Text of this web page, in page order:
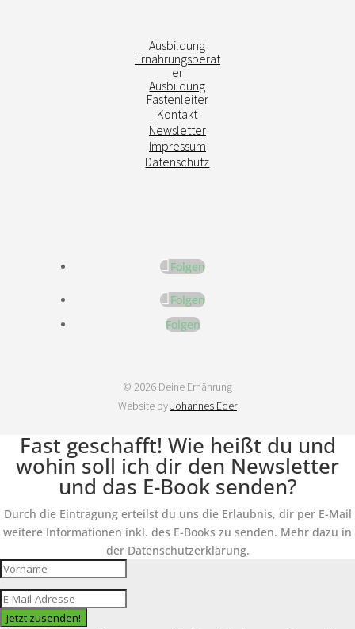
Ausbildung
Ernährungsberat
er
Ausbildung
Fastenleiter
Kontakt
Newsletter
Impressum
Datenschutz
Folgen
Folgen
Folgen
© 2026 Deine Ernährung
Website byJohannes Eder
Fast geschafft! Wie heißt du und
wohin soll ich dir den Newsletter
und das E-Book senden?
Durch die Eintragung erteilst du uns die Erlaubnis, dir per E-Mail
weitere Informationen inkl. des E-Books zu senden. Mehr dazu in
der Datenschutzerklärung.
Jetzt zusenden!